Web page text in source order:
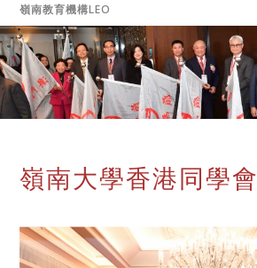
嶺南教育機構LEO
嶺南大學香港同學會